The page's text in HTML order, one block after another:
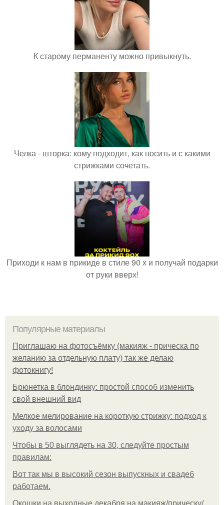
К старому перманенту можно привыкнуть.
Челка - шторка: кому подходит, как носить и с какими
стрижками сочетать.
Приходи к нам в прикиде в стиле 90 х и получай подарки
от руки вверх!
Популярные материалы
Приглашаю на фотосъёмку (макияж - прическа по
желанию за отдельную плату) так же делаю
фотокнигу!
Брюнетка в блондинку: простой способ изменить
свой внешний вид
Мелкое мелирование на короткую стрижку: подход к
уходу за волосами
Чтобы в 50 выглядеть на 30, следуйте простым
правилам:
Вот так мы в высокий сезон выпускных и свадеб
работаем.